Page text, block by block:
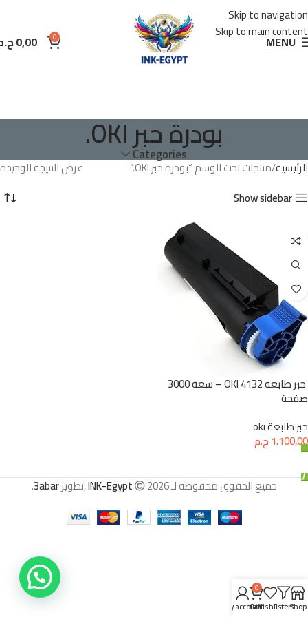
Skip to navigation
Skip to main content
MENU
0
0,00
بودرة حبر OKI.
Categories
الرئيسية منتجات تحت الوسم “بودرة حبر OKI.”
عرض النتيجة الوحيدة
Show sidebar
حبر طابعة 4132 OKI – سعة 3000
صفحة
حبر طابعة oki
1.100,00ج.م
جميع الحقوق محفوظة لـ INK-Egypt 2026 ,تطوير 3abar
.
Shop
Filters
Wishlist
0
Cart
My account